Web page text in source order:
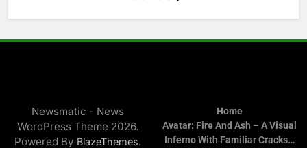
Newsmatic - News
WordPress Theme 2026.
Powered By BlazeThemes.
Home
Avatar: Fire And Ash – A Visual
Inferno With Familiar Cracks…